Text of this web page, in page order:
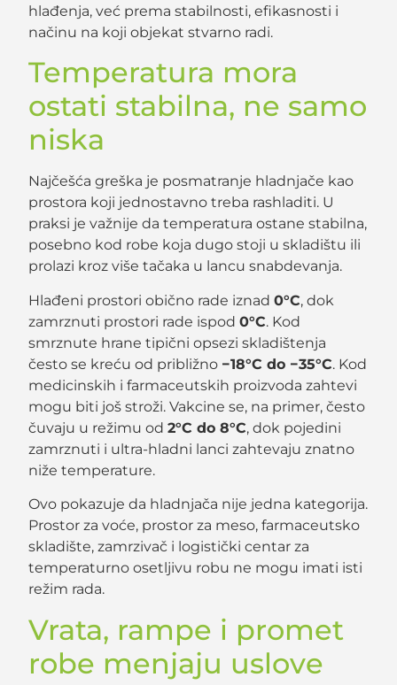
hlađenja, već prema stabilnosti, efikasnosti i
načinu na koji objekat stvarno radi.
Temperatura mora
ostati stabilna, ne samo
niska
Najčešća greška je posmatranje hladnjače kao
prostora koji jednostavno treba rashladiti. U
praksi je važnije da temperatura ostane stabilna,
posebno kod robe koja dugo stoji u skladištu ili
prolazi kroz više tačaka u lancu snabdevanja.
Hlađeni prostori obično rade iznad0°C, dok
zamrznuti prostori rade ispod0°C. Kod
smrznute hrane tipični opsezi skladištenja
često se kreću od približno −18°C do −35°C. Kod
medicinskih i farmaceutskih proizvoda zahtevi
mogu biti još stroži. Vakcine se, na primer, često
čuvaju u režimu od2°C do 8°C, dok pojedini
zamrznuti i ultra-hladni lanci zahtevaju znatno
niže temperature.
Ovo pokazuje da hladnjača nije jedna kategorija.
Prostor za voće, prostor za meso, farmaceutsko
skladište, zamrzivač i logistički centar za
temperaturno osetljivu robu ne mogu imati isti
režim rada.
Vrata, rampe i promet
robe menjaju uslove